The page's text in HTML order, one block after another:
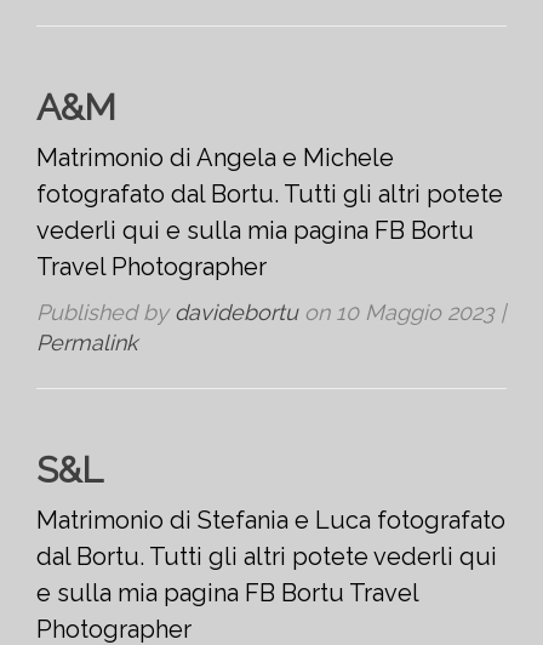
A&M
Matrimonio di Angela e Michele
fotografato dal Bortu. Tutti gli altri potete
vederli qui e sulla mia pagina FB Bortu
Travel Photographer
Published by davidebortuon 10 Maggio 2023|
Permalink
S&L
Matrimonio di Stefania e Luca fotografato
dal Bortu. Tutti gli altri potete vederli qui
e sulla mia pagina FB Bortu Travel
Photographer